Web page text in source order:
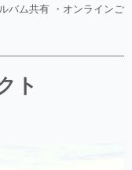
バム共有 ・オンラインご
ト